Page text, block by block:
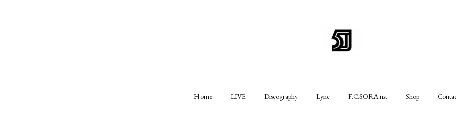
Home LIVE Discography Lyric F.C.SORA nst Shop